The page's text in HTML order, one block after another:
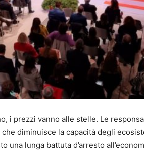
i prezzi vanno alle stelle. Le
che diminuisce la capacità degli
una lunga battuta d’arresto